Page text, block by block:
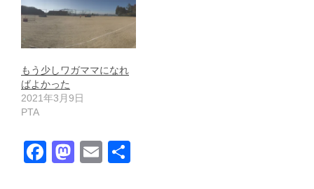
もう少しワガママになれ
ばよかった
2021年3月9日
PTA
F
M
E